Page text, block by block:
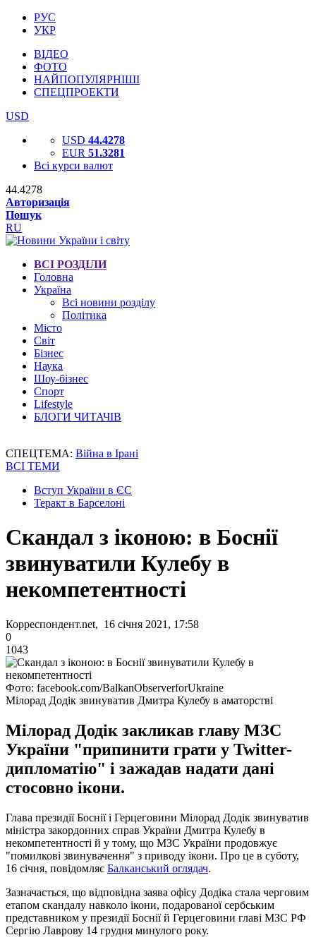
РУС
УКР
ВІДЕО
ФОТО
НАЙПОПУЛЯРНІШІ
СПЕЦПРОЕКТИ
USD
USD 44.4278
EUR 51.3281
Всі курси валют
44.4278
Авторизація
Пошук
RU
ВСІ РОЗДІЛИ
Головна
Україна
Всі новини розділу
Політика
Місто
Світ
Бізнес
Наука
Шоу-бізнес
Спорт
Lifestyle
БЛОГИ ЧИТАЧІВ
СПЕЦТЕМА: Війна в Ірані
ВСІ ТЕМИ
Вступ України в ЄС
Теракт в Барселоні
Скандал з іконою: в Боснії
звинуватили Кулебу в
некомпетентності
Корреспондент.net, 16 січня 2021, 17:58
0
1043
Фото: facebook.com/BalkanObserverforUkraine
Мілорад Додік звинуватив Дмитра Кулебу в аматорстві
Мілорад Додік закликав главу МЗС
України "припинити грати у Twitter-
дипломатію" і зажадав надати дані
стосовно ікони.
Глава президії Боснії і Герцеговини Мілорад Додік звинуватив
міністра закордонних справ України Дмитра Кулебу в
некомпетентності й у тому, що МЗС України продовжує
"помилкові звинувачення" з приводу ікони. Про це в суботу,
16 січня, повідомляє Балканський оглядач.
Зазначається, що відповідна заява офісу Додіка стала черговим
етапом скандалу навколо ікони, подарованої сербським
представником у президії Боснії й Герцеговини главі МЗС РФ
Сергію Лаврову 14 грудня минулого року.